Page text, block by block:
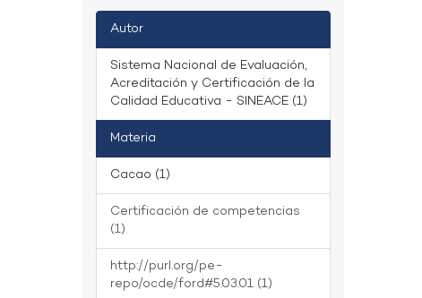
Autor
Sistema Nacional de Evaluación,
Acreditación y Certificación de la
Calidad Educativa - SINEACE (1)
Materia
Cacao (1)
Certificación de competencias
(1)
http://purl.org/pe-
repo/ocde/ford#5.03.01 (1)